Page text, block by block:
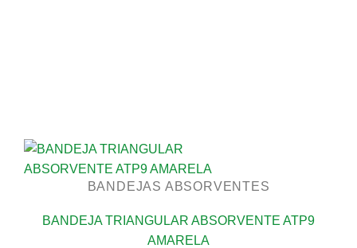
BANDEJAS ABSORVENTES
BANDEJA TRIANGULAR ABSORVENTE ATP9
AMARELA